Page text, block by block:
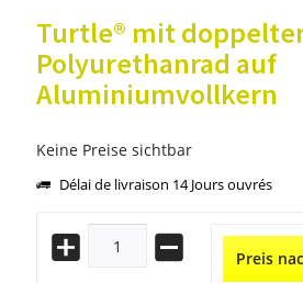
Turtle® mit
Polyurethanrad auf
Aluminiumvollkern
Keine Preise sichtbar
Délai de livraison 14 Jours ouvrés
Preis